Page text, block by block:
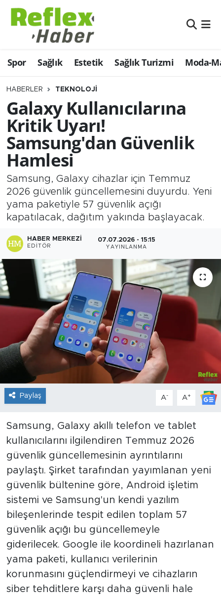
Spor Sağlık Estetik Sağlık Turizmi Moda-
HABERLER TEKNOLOJI
Galaxy Kullanıcılarına
Kritik Uyarı!
Samsung'dan Güvenlik
Hamlesi
Samsung, Galaxy cihazlar için Temmuz
2026 güvenlik güncellemesini duyurdu. Yeni
yama paketiyle 57 güvenlik açığı
kapatılacak, dağıtım yakında başlayacak.
HABER MERKEZI
EDITÖR
07.07.2026 - 15:15
YAYINLANMA
Paylaş A- A+
Samsung, Galaxy akıllı telefon ve tablet
kullanıcılarını ilgilendiren Temmuz 2026
güvenlik güncellemesinin ayrıntılarını
paylaştı. Şirket tarafından yayımlanan yeni
güvenlik bültenine göre, Android işletim
sistemi ve Samsung'un kendi yazılım
bileşenlerinde tespit edilen toplam 57
güvenlik açığı bu güncellemeyle
giderilecek. Google ile koordineli hazırlanan
yama paketi, kullanıcı verilerinin
korunmasını güçlendirmeyi ve cihazların
siber tehditlere karşı daha güvenli hale
Eğitim
Estetik
Firmalardan
Güncel
İş ve Ekonomi
Moda-Magazin-Eğlence
Sağlık
Sağlık Turizmi
Sanat
Spor
Teknoloji
Nöbetçi Eczaneler
Hava Durumu
Namaz Vakitleri
Trafik Durumu
Şampiyonlar Ligi Puan Durumu ve Fikstür
Tüm Manşetler
Son Dakika Haberleri
Haber Arşivi